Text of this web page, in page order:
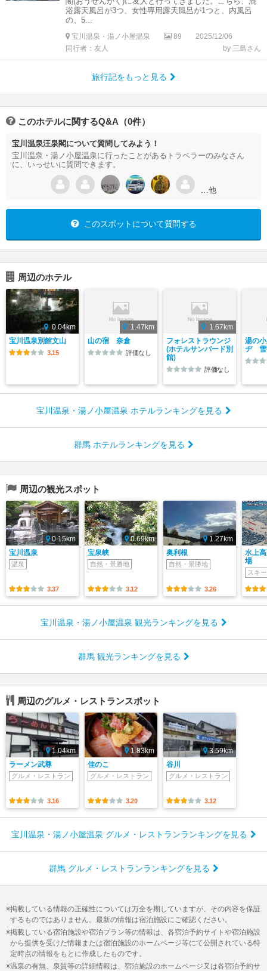
浴露天風呂が3つ、女性専用露天風呂が1つと、内風呂
の、5...
宝川温泉・湯ノ小屋温泉 89
2025/12/06
同行者：友人
by 三島さん
旅行記をもっと見る
このホテルに関するQ&A（0件）
宝川温泉汪泉閣について質問してみよう！
宝川温泉・湯ノ小屋温泉に行ったことがあるトラベラーのみなさん
に、いっせいに質問できます。
…他
このスポットについて質問する
周辺のホテル
0.04km
宝川温泉別館文山
3.15
1.47km
山の宿 奈倉
評価なし
1.67km
フォレストラウンジ
(ホテルサンバード別
館)
評価なし
湯の
ヂ 雪
宝川温泉・湯ノ小屋温泉 ホテルランキングを見る
群馬 ホテルランキングを見る
周辺の観光スポット
0.15km
宝川温泉
温泉
3.37
0.69km
宝泉峡
自然・景勝地
3.12
1.27km
奥利根
自然・景勝地
3.26
水上
場
スキ
宝川温泉・湯ノ小屋温泉 観光ランキングを見る
群馬 観光ランキングを見る
周辺のグルメ・レストランスポット
1.04km
ラーメン武尊
グルメ・レストラン
3.16
1.83km
佳のこ
グルメ・レストラン
3.20
3.59km
谷川
グルメ・レストラン
3.12
宝川温泉・湯ノ小屋温泉 グルメ・レストランランキングを見る
群馬 グルメ・レストランランキングを見る
掲載している情報の正確性については万全を期していますが、その内容を保証
するものではありません。最新の情報は宿泊施設にご確認ください。
掲載している宿泊施設や宿泊プラン等の情報は、各宿泊予約サイトや宿泊施設
から提供を受けた情報または宿泊施設のホームページ等にて公開されている特
定時点の情報をもとに作成したものです。
温泉の有無、泉質等の詳細情報は、宿泊施設のホームページ又は各宿泊予約サ